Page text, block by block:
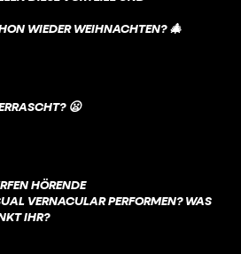
EU-LÄNDERN GELTEN❗
WIEDER WEIHNACHTEN? 🎄
😦
HÖRENDE
VERNACULAR PERFORMEN? WAS
IHR?